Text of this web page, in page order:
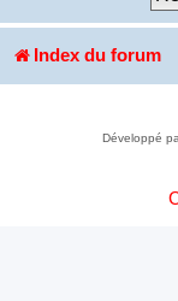
Index du forum
Développé